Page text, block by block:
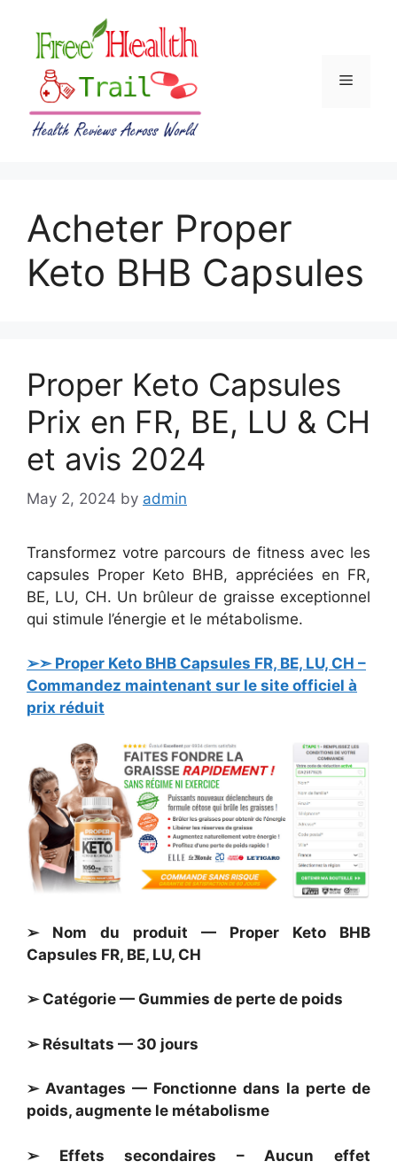
content
Menu
Acheter Proper
Keto BHB Capsules
Proper Keto Capsules
Prix en FR, BE, LU & CH
et avis 2024
May 2, 2024 by admin
Transformez votre parcours de fitness avec les
capsules Proper Keto BHB, appréciées en FR,
BE, LU, CH. Un brûleur de graisse exceptionnel
qui stimule l’énergie et le métabolisme.
➢➣ Proper Keto BHB Capsules FR, BE, LU, CH –
Commandez maintenant sur le site officiel à
prix réduit
➢ Nom du produit — Proper Keto BHB
Capsules FR, BE, LU, CH
➢ Catégorie — Gummies de perte de poids
➢ Résultats — 30 jours
➢ Avantages — Fonctionne dans la perte de
poids, augmente le métabolisme
➢ Effets secondaires – Aucun effet